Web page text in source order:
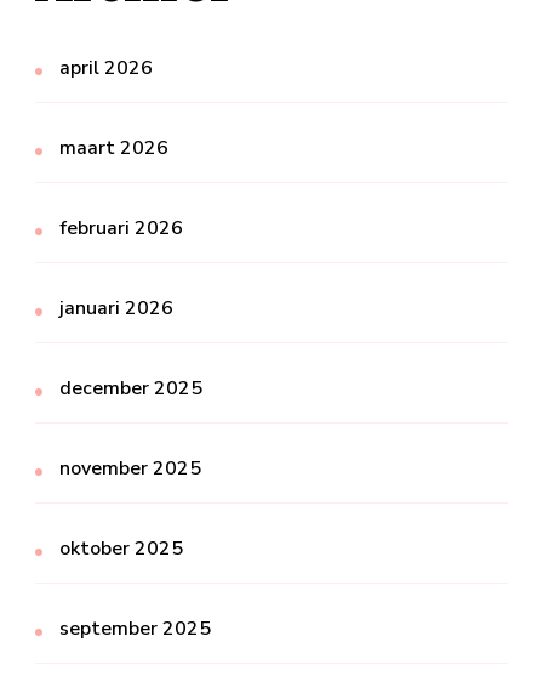
april 2026
maart 2026
februari 2026
januari 2026
december 2025
november 2025
oktober 2025
september 2025